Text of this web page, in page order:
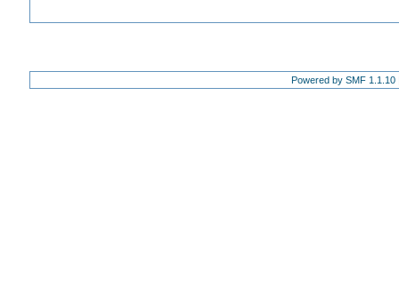
Powered by SMF 1.1.10